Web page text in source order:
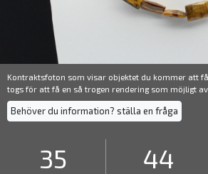
Kontraktsfoton som visar objektet du kommer att
togs för att få en så trogen rendering som möjligt av
Behöver du information? ställa en fråga
35 44